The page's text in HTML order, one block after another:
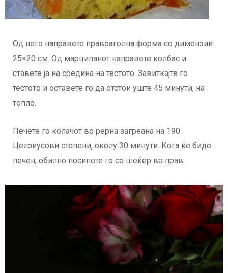
Од него направете правоаголна форма со димензии
25×20 см. Од марципанот направете колбас и
ставете ја на средина на тестото. Завиткајте го
тестото и оставете го да отстои уште 45 минути, на
топло.
Печете го колачот во рерна загреана на 190
Целзиусови степени, околу 30 минути. Кога ќе биде
печен, обилно посипете го со шеќер во прав.